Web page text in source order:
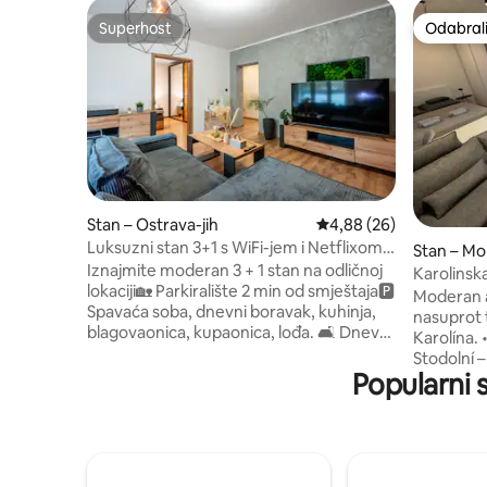
Superhost
Superhost
Stan – Ostrava-jih Prosječna ocjena:
4,88 (26)
Luksuzni stan 3+1 s WiFi-jem i Netflixom –
Ostrava-Jih
Iznajmite moderan 3 + 1 stan na odličnoj
lokaciji🏡 Parkiralište 2 min od smještaja🅿️
Spavaća soba, dnevni boravak, kuhinja,
blagovaonica, kupaonica, lođa. 🛋️ Dnevni
(Netflix, OnePlay, Spotify) ⚡️ Brzi Wi-Fi u
cijelom stanu 🍳 Potpuno opremljena
Stan –
voz
Moderan
nasuprot
Karolína. • 5 minuta hoda od ulice
Stodolní
barovima i
Popularni